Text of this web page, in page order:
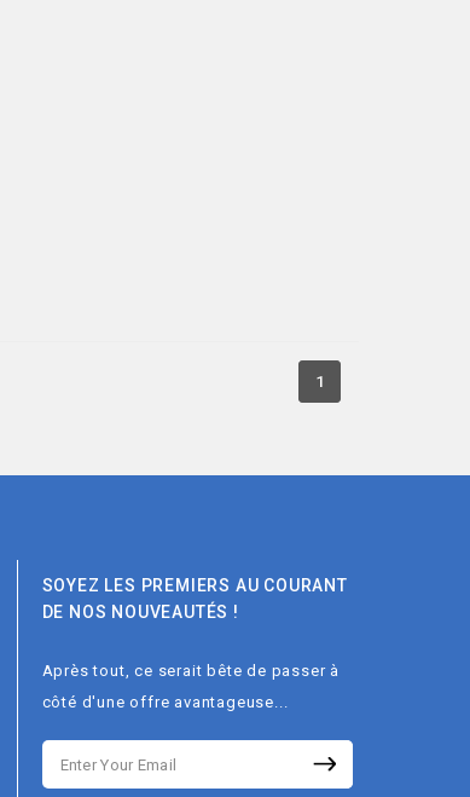
1
SOYEZ LES PREMIERS AU COURANT
DE NOS NOUVEAUTÉS !
Après tout, ce serait bête de passer à
côté d'une offre avantageuse...